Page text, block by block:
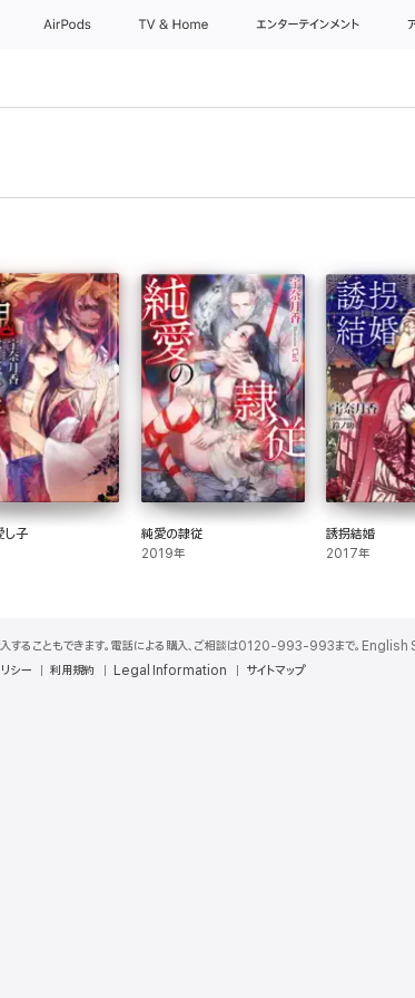
AirPods TV & Home エンターテインメント
し子 純愛の隷従
2019年
誘拐結婚
2017年
入することもできます。電話による購入、ご相談は0120-993-993まで。
シー 利用規約 Legal Information サイトマップ